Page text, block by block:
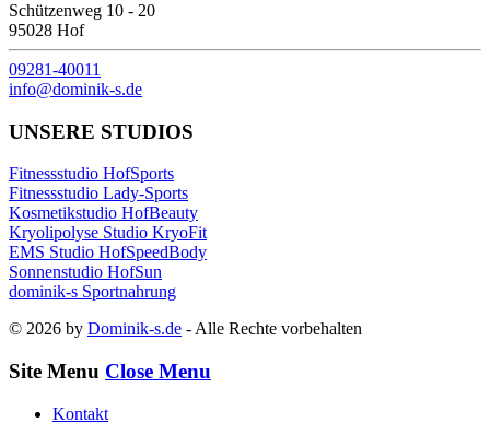
Schützenweg 10 - 20
95028 Hof
09281-40011
info@dominik-s.de
UNSERE STUDIOS
Fitnessstudio HofSports
Fitnessstudio Lady-Sports
Kosmetikstudio HofBeauty
Kryolipolyse Studio KryoFit
EMS Studio HofSpeedBody
Sonnenstudio HofSun
dominik-s Sportnahrung
© 2026 by Dominik-s.de - Alle Rechte vorbehalten
Site Menu Close Menu
Kontakt